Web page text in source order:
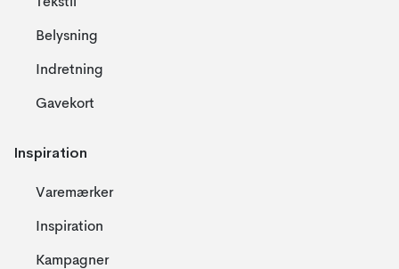
Belysning
Indretning
Gavekort
Inspiration
Varemærker
Inspiration
Kampagner